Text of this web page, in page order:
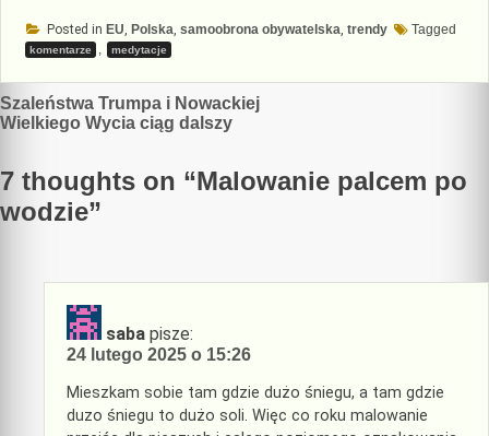
Posted in EU, Polska, samoobrona obywatelska, trendy Tagged
komentarze , medytacje
Nawigacja
wpisu
Szaleństwa Trumpa i Nowackiej
Wielkiego Wycia ciąg dalszy
7 thoughts on “Malowanie palcem po
wodzie”
saba pisze:
24 lutego 2025 o 15:26
Mieszkam sobie tam gdzie dużo śniegu, a tam gdzie
duzo śniegu to dużo soli. Więc co roku malowanie